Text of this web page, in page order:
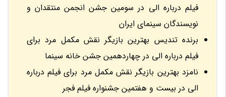
فیلم درباره الی در سومین جشن انجمن منتقدان و
نویسندگان سینمای ایران
برنده تندیس بهترین بازیگر نقش مکمل مرد برای
فیلم درباره الی در چهاردهمین جشن خانه سینما
نامزد بهترین بازیگر نقش مکمل مرد برای فیلم درباره
الی در بیست و هفتمین جشنواره فیلم فجر